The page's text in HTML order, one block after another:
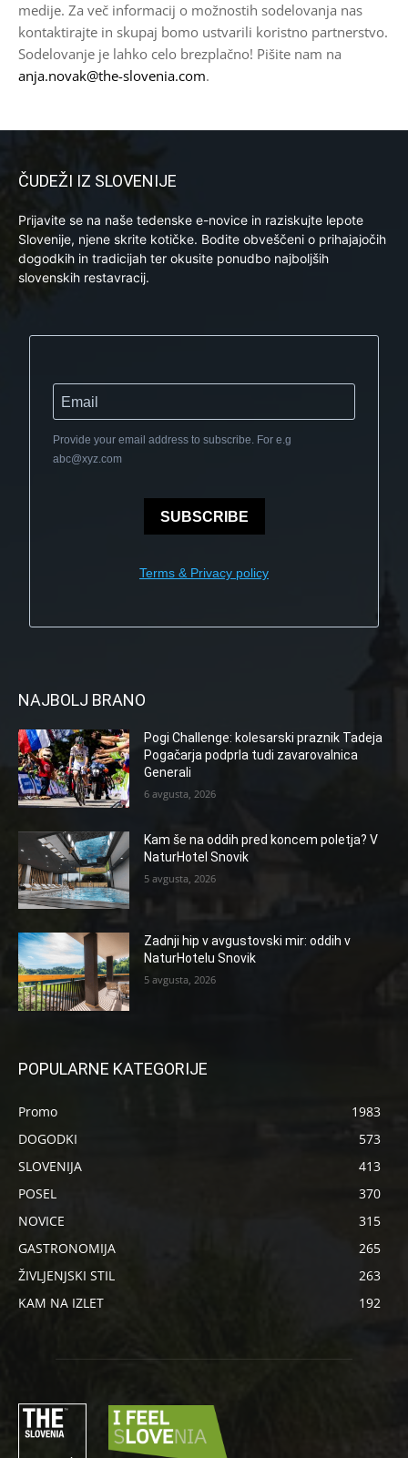
medije. Za več informacij o možnostih sodelovanja nas
kontaktirajte in skupaj bomo ustvarili koristno partnerstvo.
Sodelovanje je lahko celo brezplačno! Pišite nam na
anja.novak@the-slovenia.com.
ČUDEŽI IZ SLOVENIJE
Prijavite se na naše tedenske e-novice in raziskujte lepote
Slovenije, njene skrite kotičke. Bodite obveščeni o prihajajočih
dogodkih in tradicijah ter okusite ponudbo najboljših
slovenskih restavracij.
Provide your email address to subscribe. For e.g
abc@xyz.com
SUBSCRIBE
Terms & Privacy policy
NAJBOLJ BRANO
Pogi Challenge: kolesarski praznik Tadeja
Pogačarja podprla tudi zavarovalnica
Generali
6 avgusta, 2026
Kam še na oddih pred koncem poletja? V
NaturHotel Snovik
5 avgusta, 2026
Zadnji hip v avgustovski mir: oddih v
NaturHotelu Snovik
5 avgusta, 2026
POPULARNE KATEGORIJE
Promo
1983
DOGODKI
573
SLOVENIJA
413
POSEL
370
NOVICE
315
GASTRONOMIJA
265
ŽIVLJENJSKI STIL
263
KAM NA IZLET
192